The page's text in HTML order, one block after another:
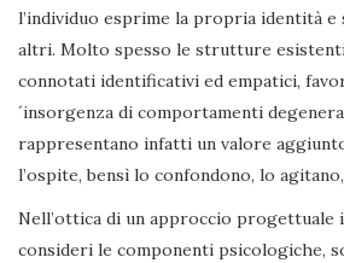
l’individuo esprime la propria identità
altri. Molto spesso le strutture
connotati identificativi ed empatici,
´insorgenza di comportamenti
rappresentano infatti un valore
l’ospite, bensì lo confondono, lo
Nell’ottica di un approccio progettuale
consideri le componenti psicologiche,